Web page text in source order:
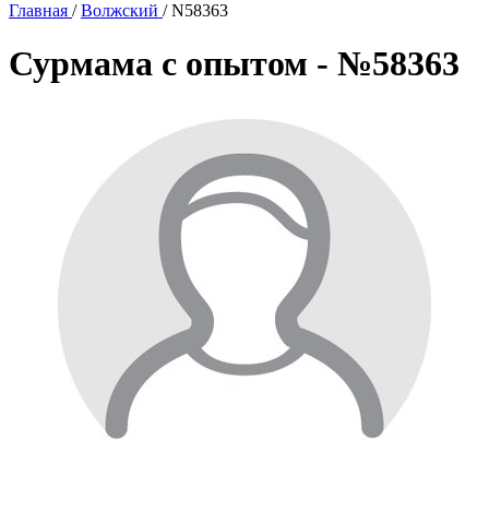
Главная / Волжский /N58363
Сурмама с опытом - №58363